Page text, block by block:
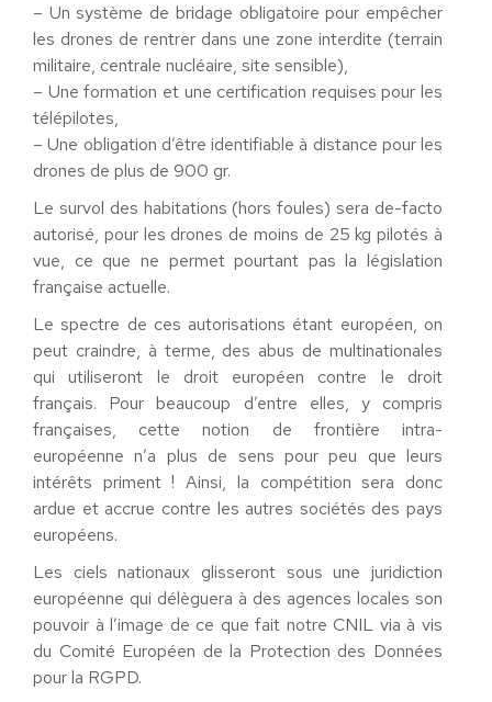
– Un système de bridage obligatoire pour empêcher
les drones de rentrer dans une zone interdite (terrain
militaire, centrale nucléaire, site sensible),
– Une formation et une certification requises pour les
télépilotes,
– Une obligation d’être identifiable à distance pour les
drones de plus de 900 gr.
Le survol des habitations (hors foules) sera de-facto
autorisé, pour les drones de moins de 25 kg pilotés à
vue, ce que ne permet pourtant pas la législation
française actuelle.
Le spectre de ces autorisations étant européen, on
peut craindre, à terme, des abus de multinationales
qui utiliseront le droit européen contre le droit
français. Pour beaucoup d’entre elles, y compris
françaises, cette notion de frontière intra-
européenne n’a plus de sens pour peu que leurs
intérêts priment ! Ainsi, la compétition sera donc
ardue et accrue contre les autres sociétés des pays
européens.
Les ciels nationaux glisseront sous une juridiction
européenne qui délèguera à des agences locales son
pouvoir à l’image de ce que fait notre CNIL via à vis
du Comité Européen de la Protection des Données
pour la RGPD.